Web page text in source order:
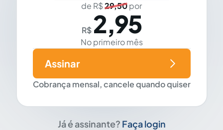
de R$29,50por
R$ 2,95
No primeiro mês
Cobrança mensal, cancele quando quiser
Assinar
Já é assinante? Faça login